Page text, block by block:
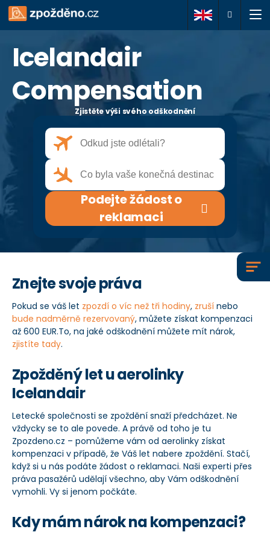
Podejte žádost o
reklamaci
O nás
Vaše práva
Často kladené dotazy
Články
Kontakty
+420 234 261 911
info@zpozdeno.cz
Icelandair
Compensation
Zjistěte výši svého odškodnění
Podejte žádost o
reklamaci
Znejte svoje práva
Pokud se váš let zpozdí o víc než tři hodiny, zruší nebo
bude nadměrně rezervovaný, můžete získat kompenzaci
až 600 EUR.To, na jaké odškodnění můžete mít nárok,
zjistíte tady.
Zpožděný let u aerolinky
Icelandair
Letecké společnosti se zpoždění snaží předcházet. Ne
vždycky se to ale povede. A právě od toho je tu
Zpozdeno.cz – pomůžeme vám od aerolinky získat
kompenzaci v případě, že Váš let nabere zpoždění. Stačí,
když si u nás podáte žádost o reklamaci. Naši experti přes
práva pasažérů udělají všechno, aby Vám odškodnění
vymohli. Vy si jenom počkáte.
Kdy mám nárok na kompenzaci?